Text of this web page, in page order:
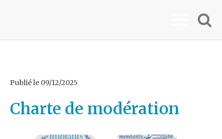
Publié le 09/12/2025
Charte de modération